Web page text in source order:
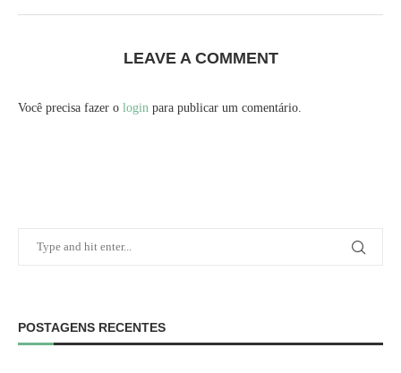
LEAVE A COMMENT
Você precisa fazer o login para publicar um comentário.
POSTAGENS RECENTES